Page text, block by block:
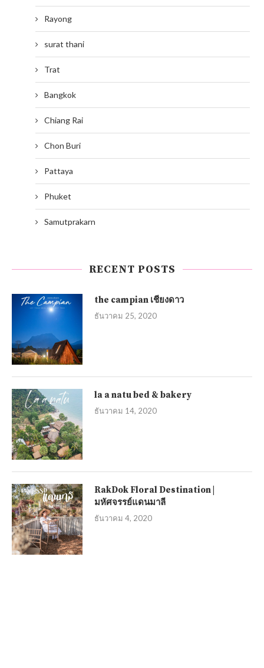
Rayong
surat thani
Trat
Bangkok
Chiang Rai
Chon Buri
Pattaya
Phuket
Samutprakarn
RECENT POSTS
the campian เชียงดาว
ธันวาคม 25, 2020
la a natu bed & bakery
ธันวาคม 14, 2020
RakDok Floral Destination |
มหัศจรรย์แดนมาลี
ธันวาคม 4, 2020